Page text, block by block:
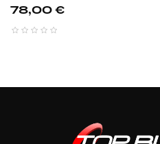
Prix
78,00 €